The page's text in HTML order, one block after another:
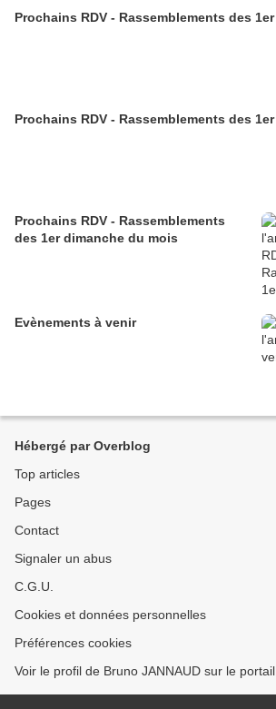
Prochains RDV - Rassemblements des
Prochains RDV - Rassemblements des
Prochains RDV - Rassemblements
des 1er dimanche du mois
Evènements à venir
Hébergé par Overblog
Top articles
Pages
Contact
Signaler un abus
C.G.U.
Cookies et données personnelles
Préférences cookies
Voir le profil de Bruno JANNAUD sur le